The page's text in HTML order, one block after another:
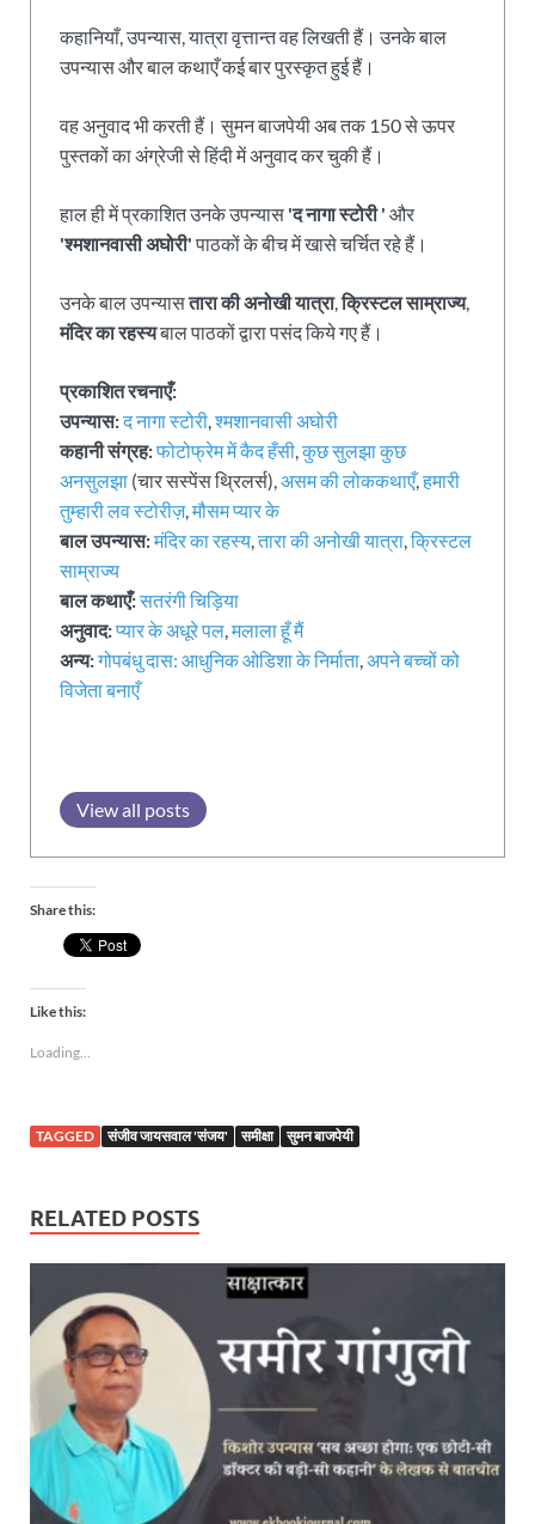
कहानियाँ, उपन्यास, यात्रा वृत्तान्त वह लिखती हैं। उनके बाल
उपन्यास और बाल कथाएँ कई बार पुरस्कृत हुई हैं।
वह अनुवाद भी करती हैं। सुमन बाजपेयी अब तक 150 से ऊपर
पुस्तकों का अंग्रेजी से हिंदी में अनुवाद कर चुकी हैं।
हाल ही में प्रकाशित उनके उपन्यास 'द नागा स्टोरी ' और
'श्मशानवासी अघोरी'पाठकों के बीच में खासे चर्चित रहे हैं।
उनके बाल उपन्यासतारा की अनोखी यात्रा,क्रिस्टल साम्राज्य,
मंदिर का रहस्यबाल पाठकों द्वारा पसंद किये गए हैं।
प्रकाशित रचनाएँ:
उपन्यास:द नागा स्टोरी,श्मशानवासी अघोरी
कहानी संग्रह:फोटोफ्रेम में कैद हँसी,कुछ सुलझा कुछ
अनसुलझा (चार सस्पेंस थ्रिलर्स),असम की लोककथाएँ,हमारी
तुम्हारी लव स्टोरीज़,मौसम प्यार के
बाल उपन्यास:मंदिर का रहस्य,तारा की अनोखी यात्रा,क्रिस्टल
साम्राज्य
बाल कथाएँ:सतरंगी चिड़िया
अनुवाद:प्यार के अधूरे पल,मलाला हूँ मैं
अन्य:गोपबंधु दास: आधुनिक ओडिशा के निर्माता,अपने बच्चों को
विजेता बनाएँ
View all posts
Share this:
Like this:
Loading...
TAGGED संजीव जायसवाल 'संजय' समीक्षा सुमन बाजपेयी
RELATED POSTS